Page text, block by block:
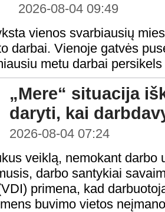
2026-08-04 09:49
vienos svarbiausių
darbai. Vienoje gatvės
metu darbai
„Mere“ situacija
daryti, kai
2026-08-04 07:24
veiklą, nemokant darbo
darbo santykiai
primena, kad
buvimo vietos